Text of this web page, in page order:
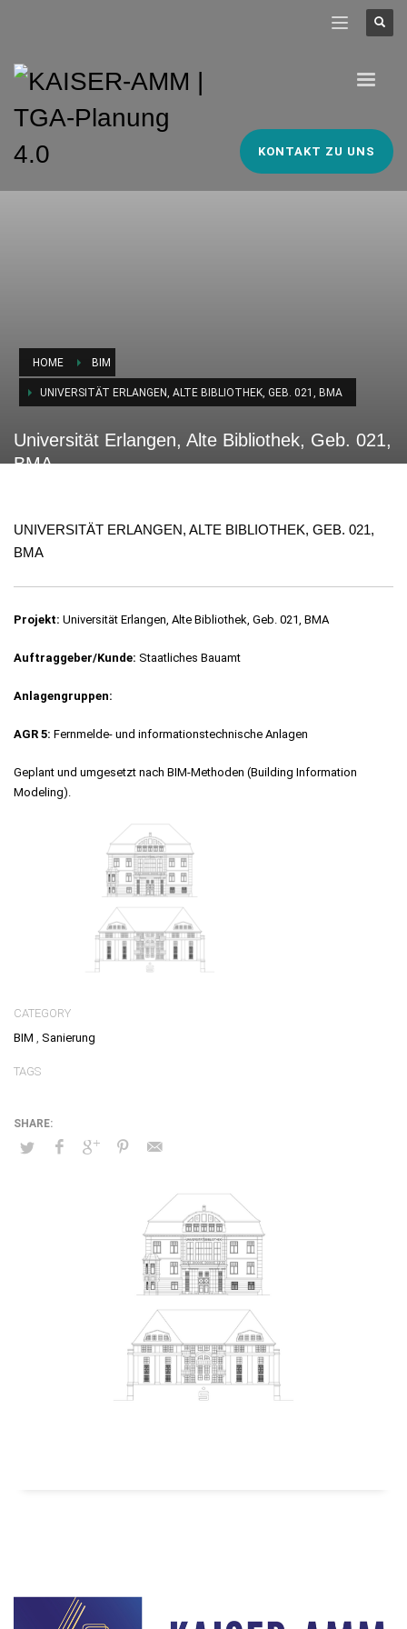
KONTAKT ZU UNS
HOME BIM
UNIVERSITÄT ERLANGEN, ALTE BIBLIOTHEK, GEB. 021, BMA
Universität Erlangen, Alte Bibliothek, Geb. 021,
BMA
UNIVERSITÄT ERLANGEN, ALTE BIBLIOTHEK, GEB. 021,
BMA
Projekt: Universität Erlangen, Alte Bibliothek, Geb. 021, BMA
Auftraggeber/Kunde: Staatliches Bauamt
Anlagengruppen:
AGR 5: Fernmelde- und informationstechnische Anlagen
Geplant und umgesetzt nach BIM-Methoden (Building Information
Modeling).
CATEGORY
BIM , Sanierung
TAGS